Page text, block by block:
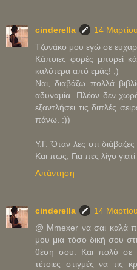
cinderella
14
Τζονάκο μου εγώ σε
Κάποιες φορές μπορεί
καλύτερα από εμάς! ;)
Ναι, διαβάζω πολλά
αδυναμία. Πλέον δεν
εξαντλήσει τις διπλές
πάνω. :))
Υ.Γ. Όταν λες οτι διάβαζες
Και πως; Για πες λίγο
Απάντηση
cinderella
14
@ Mmexer να σαι καλά
μου μια τόσο δική σου
θέση σου. Και πολύ σε
τέτοιες στιγμές να τις